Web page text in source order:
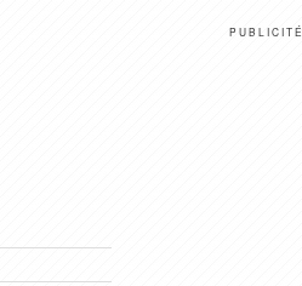
PUBLICITÉ